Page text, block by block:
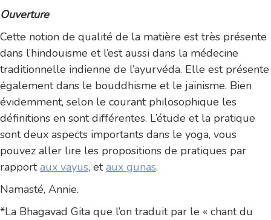
Ouverture
Cette notion de qualité de la matière est très présente
dans l’hindouisme et l’est aussi dans la médecine
traditionnelle indienne de l’ayurvéda. Elle est présente
également dans le bouddhisme et le jaïnisme. Bien
évidemment, selon le courant philosophique les
définitions en sont différentes. L’étude et la pratique
sont deux aspects importants dans le yoga, vous
pouvez aller lire les propositions de pratiques par
rapportaux vayus, etaux gunas.
Namasté, Annie.
*La Bhagavad Gita que l’on traduit par le « chant du